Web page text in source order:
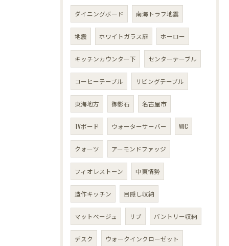
ダイニングボード 南海トラフ地震
地震 ホワイトガラス扉 ホーロー
キッチンカウンター下 センターテーブル
コーヒーテーブル リビングテーブル
東海地方 御影石 名古屋市
TVボード ウォーターサーバー WIC
クォーツ アーモンドファッジ
フィオレストーン 中東情勢
造作キッチン 目隠し収納
マットベージュ リブ パントリー収納
デスク ウォークインクローゼット